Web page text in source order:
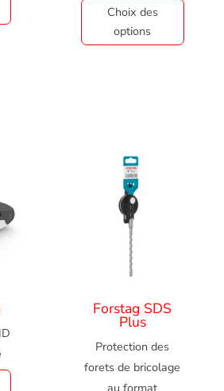
Choix des
options
Forstag SDS
Plus
Protection des
forets de bricolage
au format